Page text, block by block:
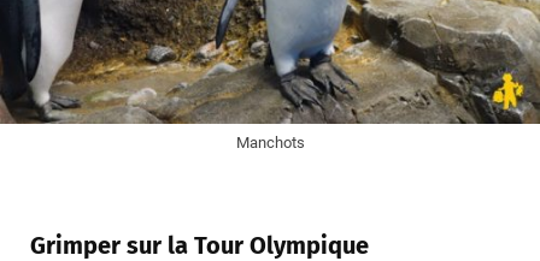
Manchots
Grimper sur la Tour Olympique